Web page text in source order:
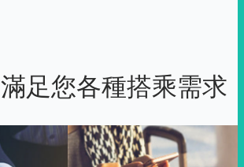
足您各種搭乘需求